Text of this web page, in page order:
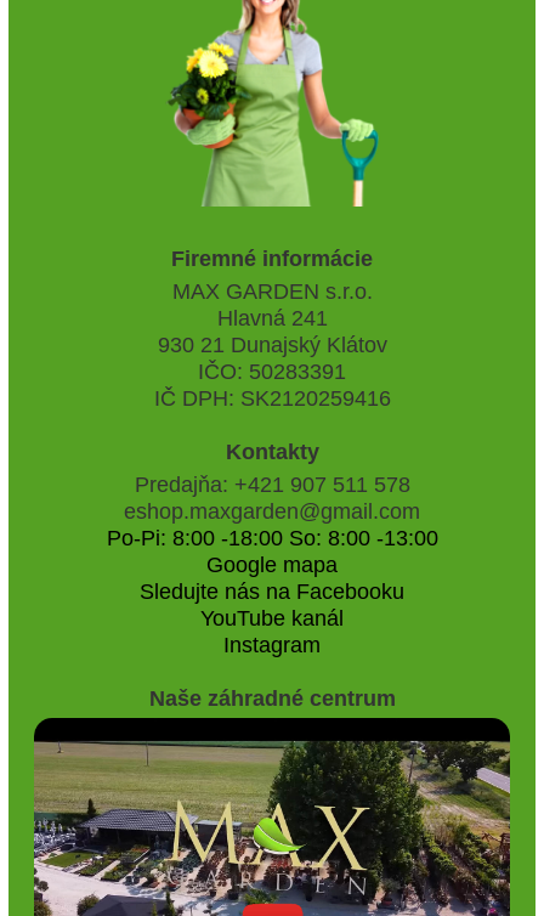
Firemné informácie
MAX GARDEN s.r.o.
Hlavná 241
930 21 Dunajský Klátov
IČO: 50283391
IČ DPH: SK2120259416
Kontakty
Predajňa: +421 907 511 578
eshop.maxgarden@gmail.com
Po-Pi: 8:00 -18:00 So: 8:00 -13:00
Google mapa
Sledujte nás na Facebooku
YouTube kanál
Instagram
Naše záhradné centrum